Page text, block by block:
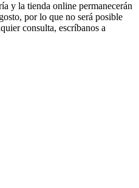
y la tienda online permanecerán
por lo que no será posible
consulta, escríbanos a